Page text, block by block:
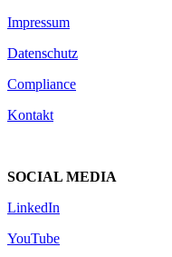
Impressum
Datenschutz
Compliance
Kontakt
SOCIAL MEDIA
LinkedIn
YouTube